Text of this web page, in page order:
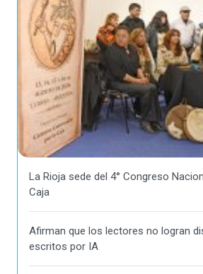
La Rioja sede del 4° Congreso
Caja
Afirman que los lectores no logran
escritos por IA